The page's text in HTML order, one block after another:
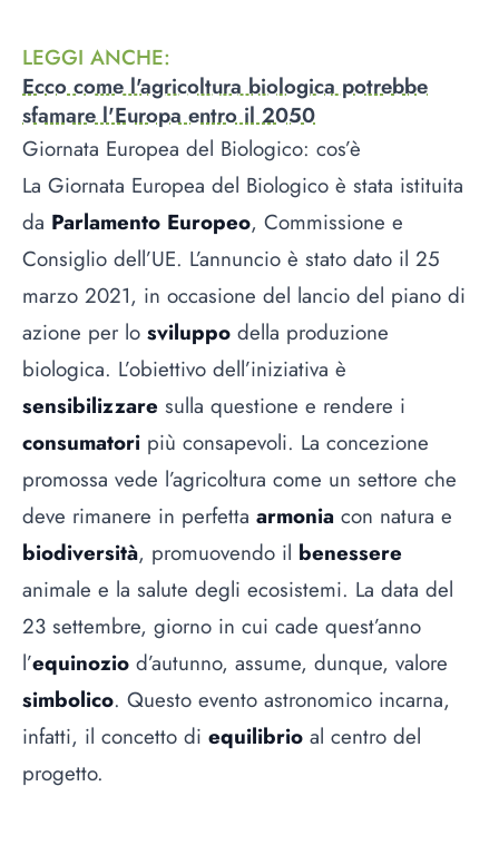
LEGGI ANCHE:
Ecco come l'agricoltura biologica potrebbe
sfamare l'Europa entro il 2050
Giornata Europea del Biologico: cos’è
La Giornata Europea del Biologico è stata istituita
da Parlamento Europeo, Commissione e
Consiglio dell’UE. L’annuncio è stato dato il 25
marzo 2021, in occasione del lancio del piano di
azione per lo sviluppo della produzione
biologica. L’obiettivo dell’iniziativa è
sensibilizzare sulla questione e rendere i
consumatori più consapevoli. La concezione
promossa vede l’agricoltura come un settore che
deve rimanere in perfetta armonia con natura e
biodiversità, promuovendo il benessere
animale e la salute degli ecosistemi. La data del
23 settembre, giorno in cui cade quest’anno
l’equinozio d’autunno, assume, dunque, valore
simbolico. Questo evento astronomico incarna,
infatti, il concetto di equilibrio al centro del
progetto.